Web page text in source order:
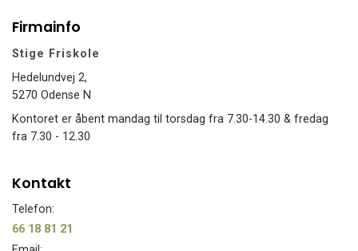
Firmainfo
Stige Friskole
Hedelundvej 2,
5270 Odense N
Kontoret er åbent mandag til torsdag fra 7.30-14.30 & fredag
fra 7.30 - 12.30
Kontakt
Telefon:
66 18 81 21